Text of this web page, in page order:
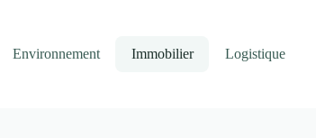
Environnement Immobilier Logistique